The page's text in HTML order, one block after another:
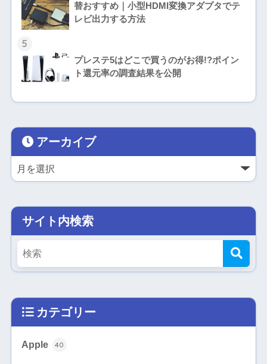
替おすすめ｜小型HDMI変換アダプタでテ
レビ出力する方法
5
プレステ5はどこで買うのがお得!?ポイン
ト還元率の調査結果を公開
アーカイブ
サイト内検索
カテゴリー
Apple 40